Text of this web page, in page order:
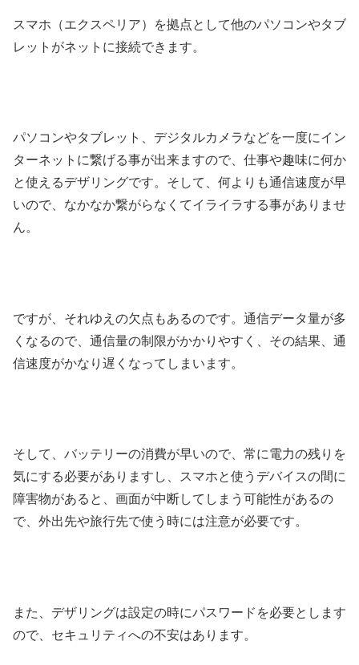
スマホ（エクスペリア）を拠点として他のパソコンやタブ
レットがネットに接続できます。
パソコンやタブレット、デジタルカメラなどを一度にイン
ターネットに繋げる事が出来ますので、仕事や趣味に何か
と使えるデザリングです。そして、何よりも通信速度が早
いので、なかなか繋がらなくてイライラする事がありませ
ん。
ですが、それゆえの欠点もあるのです。通信データ量が多
くなるので、通信量の制限がかかりやすく、その結果、通
信速度がかなり遅くなってしまいます。
そして、バッテリーの消費が早いので、常に電力の残りを
気にする必要がありますし、スマホと使うデバイスの間に
障害物があると、画面が中断してしまう可能性があるの
で、外出先や旅行先で使う時には注意が必要です。
また、デザリングは設定の時にパスワードを必要とします
ので、セキュリティへの不安はあります。